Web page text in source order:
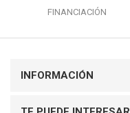
FINANCIACIÓN
INFORMACIÓN